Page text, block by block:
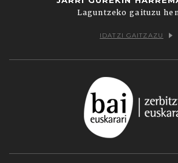
Laguntzeko gaituzu
IDATZI GAITZAZU